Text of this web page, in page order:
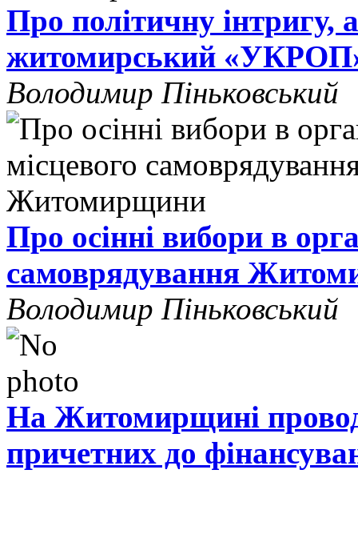
Про політичну інтригу,
житомирський
Володимир Піньковський
Про осінні вибори в
самоврядування
Володимир Піньковський
На Житомирщині
причетних до